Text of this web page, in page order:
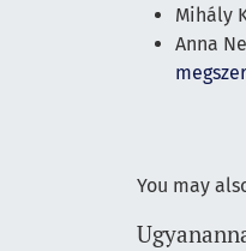
Mihály
Anna
You may